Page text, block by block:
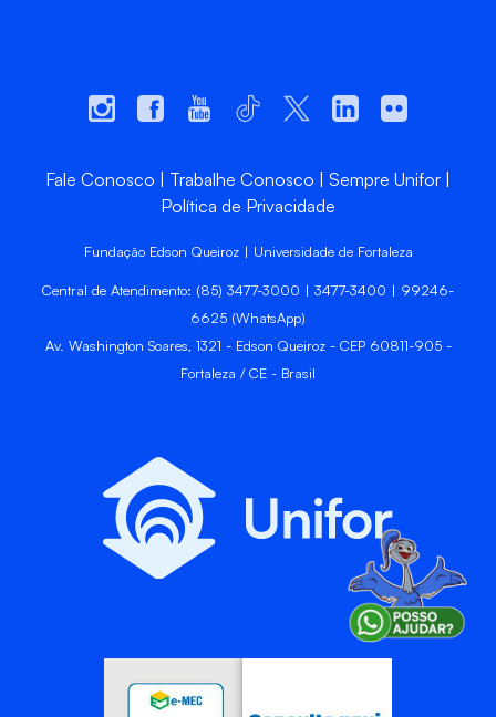
Fale Conosco Trabalhe Conosco
Sempre Unifor
Política de Privacidade
Fundação Edson Queiroz | Universidade de Fortaleza
Central de Atendimento: (85) 3477-3000 | 3477-3400 | 99246-
6625 (WhatsApp)
Av. Washington Soares, 1321 - Edson Queiroz - CEP 60811-905 -
Fortaleza / CE - Brasil